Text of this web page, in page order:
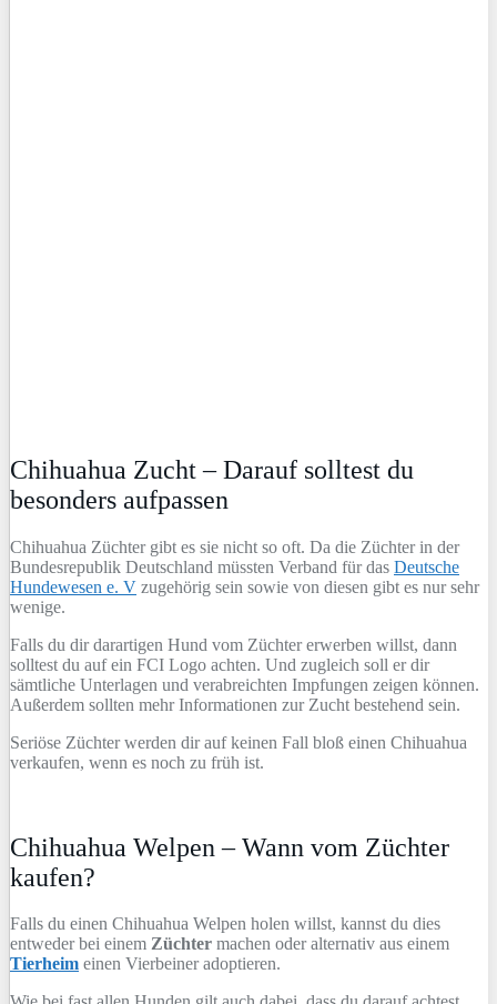
Chihuahua Zucht – Darauf solltest du
besonders aufpassen
Chihuahua Züchter gibt es sie nicht so oft. Da die Züchter in der
Bundesrepublik Deutschland müssten Verband für das Deutsche
Hundewesen e. V zugehörig sein sowie von diesen gibt es nur sehr
wenige.
Falls du dir darartigen Hund vom Züchter erwerben willst, dann
solltest du auf ein FCI Logo achten. Und zugleich soll er dir
sämtliche Unterlagen und verabreichten Impfungen zeigen können.
Außerdem sollten mehr Informationen zur Zucht bestehend sein.
Seriöse Züchter werden dir auf keinen Fall bloß einen Chihuahua
verkaufen, wenn es noch zu früh ist.
Chihuahua Welpen – Wann vom Züchter
kaufen?
Falls du einen Chihuahua Welpen holen willst, kannst du dies
entweder bei einem Züchter machen oder alternativ aus einem
Tierheim einen Vierbeiner adoptieren.